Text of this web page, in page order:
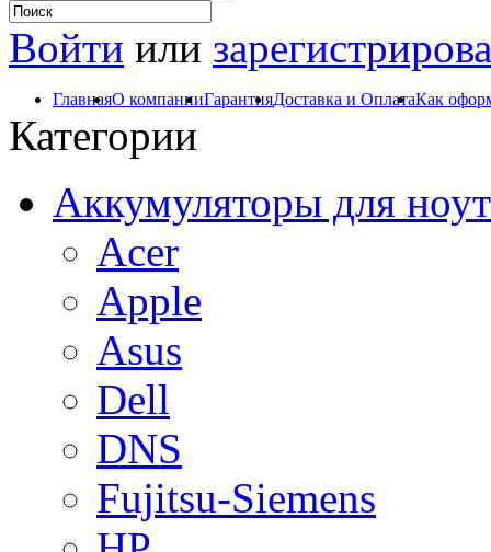
Войти или
ГлавнаяО компанииГарантияДоставка и ОплатаКак
Категории
Аккумуляторы для
Acer
Apple
Asus
Dell
DNS
Fujitsu-Siemens